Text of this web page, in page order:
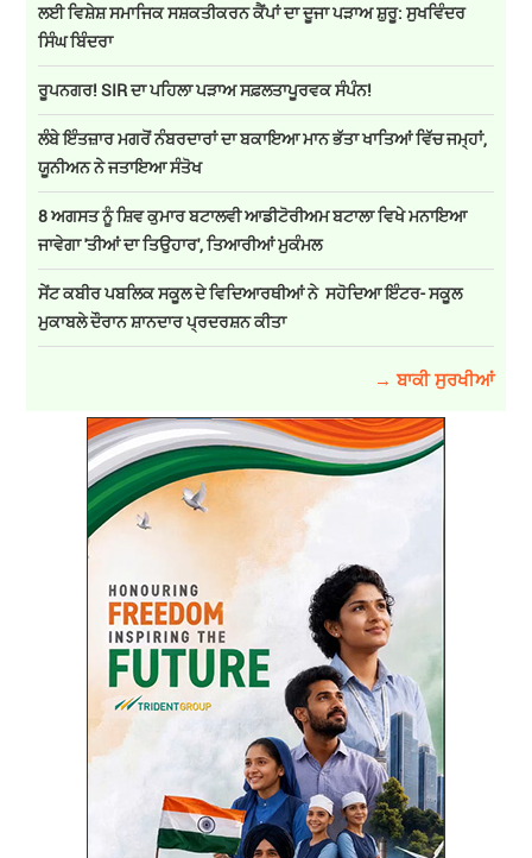
ਲਈ ਵਿਸ਼ੇਸ਼ ਸਮਾਜਿਕ ਸਸ਼ਕਤੀਕਰਨ ਕੈਂਪਾਂ ਦਾ ਦੂਜਾ ਪੜਾਅ ਸ਼ੁਰੂ: ਸੁਖਵਿੰਦਰ
ਸਿੰਘ ਬਿੰਦਰਾ
ਰੂਪਨਗਰ! SIR ਦਾ ਪਹਿਲਾ ਪੜਾਅ ਸਫ਼ਲਤਾਪੂਰਵਕ ਸੰਪੰਨ!
ਲੰਬੇ ਇੰਤਜ਼ਾਰ ਮਗਰੋਂ ਨੰਬਰਦਾਰਾਂ ਦਾ ਬਕਾਇਆ ਮਾਨ ਭੱਤਾ ਖਾਤਿਆਂ ਵਿੱਚ ਜਮ੍ਹਾਂ,
ਯੂਨੀਅਨ ਨੇ ਜਤਾਇਆ ਸੰਤੋਖ
8 ਅਗਸਤ ਨੂੰ ਸ਼ਿਵ ਕੁਮਾਰ ਬਟਾਲਵੀ ਆਡੀਟੋਰੀਅਮ ਬਟਾਲਾ ਵਿਖੇ ਮਨਾਇਆ
ਜਾਵੇਗਾ 'ਤੀਆਂ ਦਾ ਤਿਉਹਾਰ', ਤਿਆਰੀਆਂ ਮੁਕੰਮਲ
ਸੇਂਟ ਕਬੀਰ ਪਬਲਿਕ ਸਕੂਲ ਦੇ ਵਿਦਿਆਰਥੀਆਂ ਨੇ ਸਹੋਦਿਆ ਇੰਟਰ- ਸਕੂਲ
ਮੁਕਾਬਲੇ ਦੌਰਾਨ ਸ਼ਾਨਦਾਰ ਪ੍ਰਦਰਸ਼ਨ ਕੀਤਾ
→ ਬਾਕੀ ਸੁਰਖੀਆਂ